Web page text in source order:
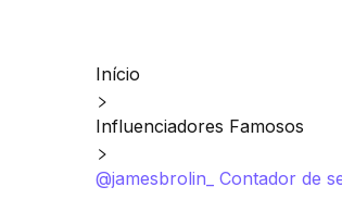
Início
Influenciadores Famosos
@jamesbrolin_ Contador de